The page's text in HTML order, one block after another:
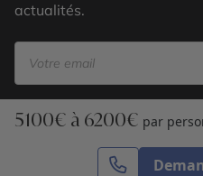
5100€ à 6200€ par
actualités.